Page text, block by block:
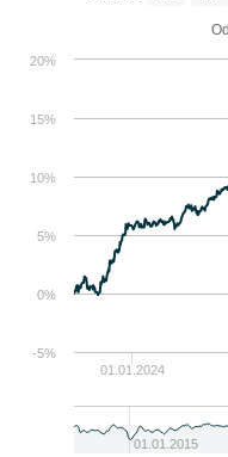
01.01.2024
01.01.2015
0%
5%
10%
15%
20%
-5%
Od